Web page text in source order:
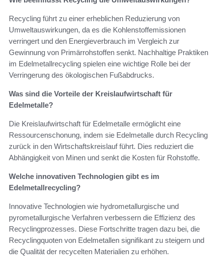
Recycling führt zu einer erheblichen Reduzierung von
Umweltauswirkungen, da es die Kohlenstoffemissionen
verringert und den Energieverbrauch im Vergleich zur
Gewinnung von Primärrohstoffen senkt. Nachhaltige Praktiken
im Edelmetallrecycling spielen eine wichtige Rolle bei der
Verringerung des ökologischen Fußabdrucks.
Was sind die Vorteile der Kreislaufwirtschaft für
Edelmetalle?
Die Kreislaufwirtschaft für Edelmetalle ermöglicht eine
Ressourcenschonung, indem sie Edelmetalle durch Recycling
zurück in den Wirtschaftskreislauf führt. Dies reduziert die
Abhängigkeit von Minen und senkt die Kosten für Rohstoffe.
Welche innovativen Technologien gibt es im
Edelmetallrecycling?
Innovative Technologien wie hydrometallurgische und
pyrometallurgische Verfahren verbessern die Effizienz des
Recyclingprozesses. Diese Fortschritte tragen dazu bei, die
Recyclingquoten von Edelmetallen signifikant zu steigern und
die Qualität der recycelten Materialien zu erhöhen.